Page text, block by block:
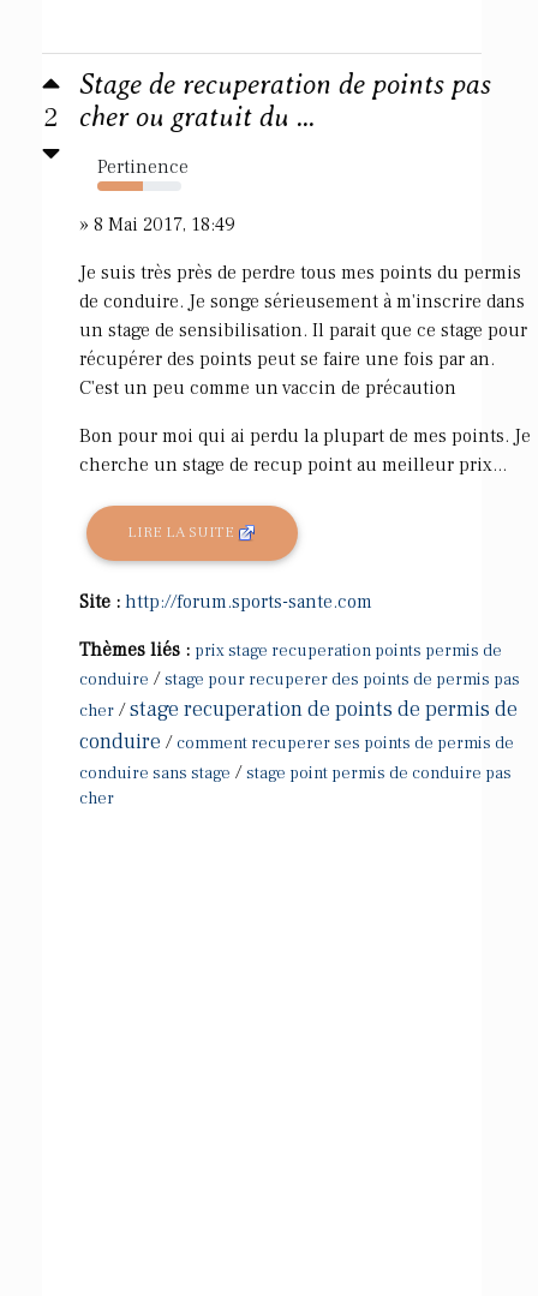
2
Stage de recuperation de points pas
cher ou gratuit du ...
Pertinence
54%
» 8 Mai 2017, 18:49
Je suis très près de perdre tous mes points du permis
de conduire. Je songe sérieusement à m'inscrire dans
un stage de sensibilisation. Il parait que ce stage pour
récupérer des points peut se faire une fois par an.
C'est un peu comme un vaccin de précaution
Bon pour moi qui ai perdu la plupart de mes points. Je
cherche un stage de recup point au meilleur prix...
LIRE LA SUITE
Site : http://forum.sports-sante.com
Thèmes liés : prix stage recuperation points permis de
conduire /stage pour recuperer des points de permis pas
cher /stage recuperation de points de permis de
conduire / comment recuperer ses points de permis de
conduire sans stage /stage point permis de conduire pas
cher